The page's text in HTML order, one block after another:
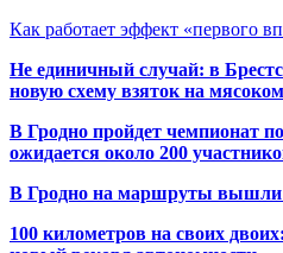
Как работает эффект «первого
Не единичный случай: в
новую схему взяток на
В Гродно пройдет чемпионат
ожидается около 200
В Гродно на маршруты
100 километров на своих